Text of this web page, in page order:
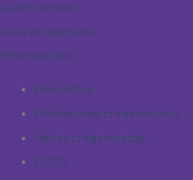
Quem somos
Guia do assinante
Informações
Descontos
Profissionais credenciados
Redes credenciadas
LGPD